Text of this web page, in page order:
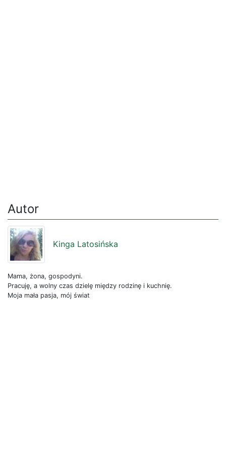
Autor
Kinga Latosińska
Mama, żona, gospodyni.
Pracuję, a wolny czas dzielę między rodzinę i kuchnię.
Moja mała pasja, mój świat